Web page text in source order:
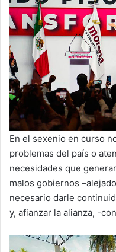
En el sexenio en curso
problemas del país o
necesidades que
malos gobiernos
necesario darle
y, afianzar la alianza, -